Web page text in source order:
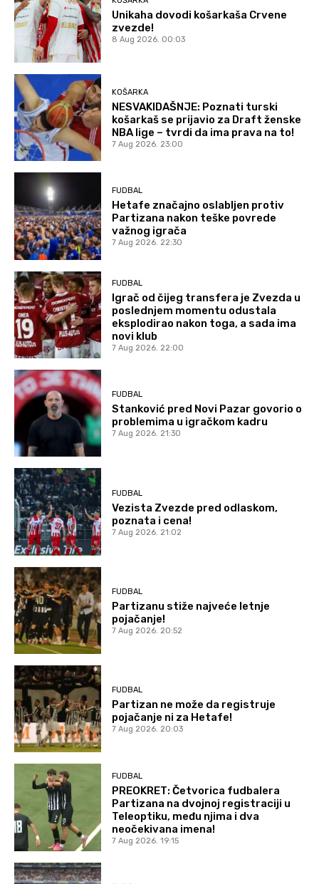
Unikaha dovodi košarkaša Crvene
zvezde!
8 Aug 2026. 00:03
KOŠARKA
NESVAKIDAŠNJE: Poznati turski
košarkaš se prijavio za Draft ženske
NBA lige – tvrdi da ima prava na to!
7 Aug 2026. 23:00
FUDBAL
Hetafe značajno oslabljen protiv
Partizana nakon teške povrede
važnog igrača
7 Aug 2026. 22:30
FUDBAL
Igrač od čijeg transfera je Zvezda u
poslednjem momentu odustala
eksplodirao nakon toga, a sada ima
novi klub
7 Aug 2026. 22:00
FUDBAL
Stanković pred Novi Pazar govorio o
problemima u igračkom kadru
7 Aug 2026. 21:30
FUDBAL
Vezista Zvezde pred odlaskom,
poznata i cena!
7 Aug 2026. 21:02
FUDBAL
Partizanu stiže najveće letnje
pojačanje!
7 Aug 2026. 20:52
FUDBAL
Partizan ne može da registruje
pojačanje ni za Hetafe!
7 Aug 2026. 20:03
FUDBAL
PREOKRET: Četvorica fudbalera
Partizana na dvojnoj registraciji u
Teleoptiku, među njima i dva
neočekivana imena!
7 Aug 2026. 19:15